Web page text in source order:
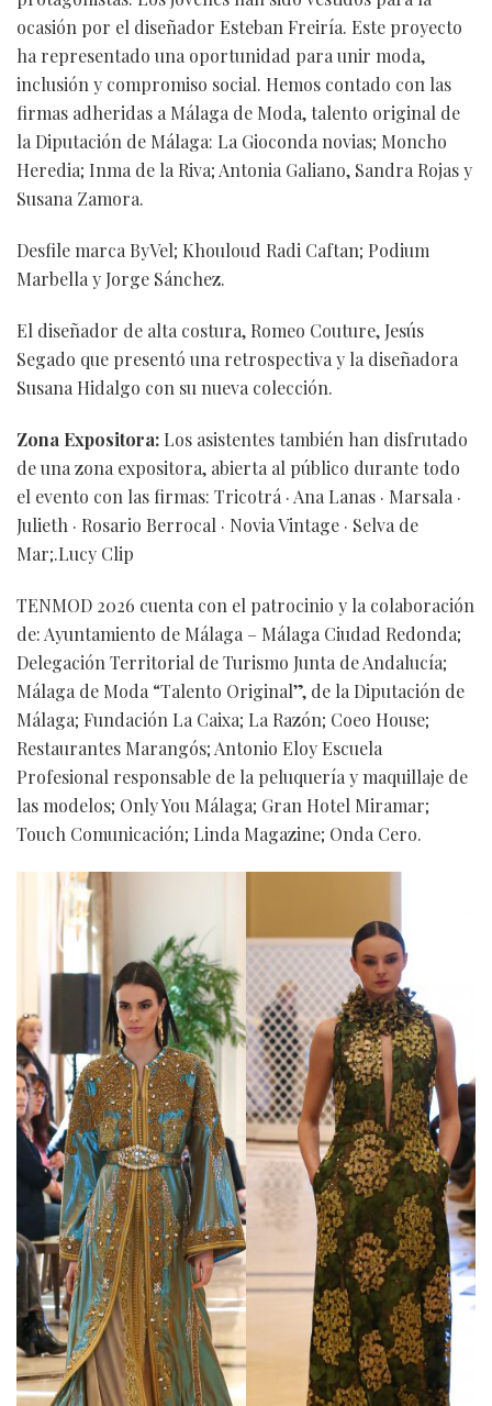
ocasión por el diseñador Esteban Freiría. Este proyecto
ha representado una oportunidad para unir moda,
inclusión y compromiso social. Hemos contado con las
firmas adheridas a Málaga de Moda, talento original de
la Diputación de Málaga: La Gioconda novias; Moncho
Heredia; Inma de la Riva; Antonia Galiano, Sandra Rojas y
Susana Zamora.
Desfile marca ByVel; Khouloud Radi Caftan; Podium
Marbella y Jorge Sánchez.
El diseñador de alta costura, Romeo Couture, Jesús
Segado que presentó una retrospectiva y la diseñadora
Susana Hidalgo con su nueva colección.
Zona Expositora: Los asistentes también han disfrutado
de una zona expositora, abierta al público durante todo
el evento con las firmas: Tricotrá · Ana Lanas · Marsala ·
Julieth · Rosario Berrocal · Novia Vintage · Selva de
Mar;.Lucy Clip
TENMOD 2026 cuenta con el patrocinio y la colaboración
de: Ayuntamiento de Málaga – Málaga Ciudad Redonda;
Delegación Territorial de Turismo Junta de Andalucía;
Málaga de Moda “Talento Original”, de la Diputación de
Málaga; Fundación La Caixa; La Razón; Coeo House;
Restaurantes Marangós; Antonio Eloy Escuela
Profesional responsable de la peluquería y maquillaje de
las modelos; Only You Málaga; Gran Hotel Miramar;
Touch Comunicación; Linda Magazine; Onda Cero.